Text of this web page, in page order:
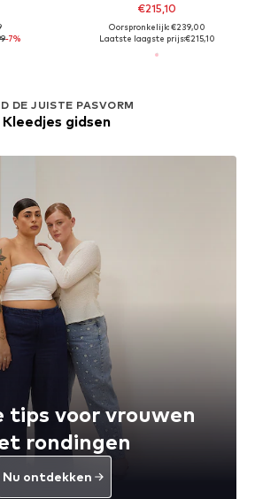
-7%
€215,10
Oorspronkelijk: €239,00
Laatste laagste prijs:€215,10
DE JUISTE PASVORM
Kleedjes gidsen
tips voor vrouwen
rondingen
Nu ontdekken